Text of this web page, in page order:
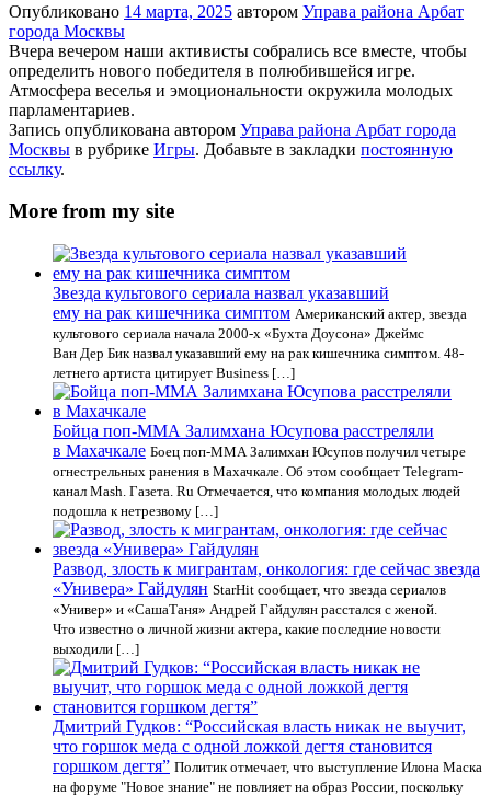
Опубликовано 14 марта, 2025 автором Управа района Арбат
города Москвы
Вчера вечером наши активисты собрались все вместе, чтобы
определить нового победителя в полюбившейся игре.
Атмосфера веселья и эмоциональности окружила молодых
парламентариев.
Запись опубликована автором Управа района Арбат города
Москвы в рубрике Игры. Добавьте в закладки постоянную
ссылку.
More from my site
Звезда культового сериала назвал указавший
ему на рак кишечника симптом Американский актер, звезда
культового сериала начала 2000-х «Бухта Доусона» Джеймс
Ван Дер Бик назвал указавший ему на рак кишечника симптом. 48-
летнего артиста цитирует Business […]
Бойца поп-ММА Залимхана Юсупова расстреляли
в Махачкале Боец поп-ММА Залимхан Юсупов получил четыре
огнестрельных ранения в Махачкале. Об этом сообщает Telegram-
канал Mash. Газета. Ru Отмечается, что компания молодых людей
подошла к нетрезвому […]
Развод, злость к мигрантам, онкология: где сейчас звезда
«Универа» Гайдулян StarHit сообщает, что звезда сериалов
«Универ» и «СашаТаня» Андрей Гайдулян расстался с женой.
Что известно о личной жизни актера, какие последние новости
выходили […]
Дмитрий Гудков: “Российская власть никак не выучит,
что горшок меда с одной ложкой дегтя становится
горшком дегтя” Политик отмечает, что выступление Илона Маска
на форуме "Новое знание" не повлияет на образ России, поскольку